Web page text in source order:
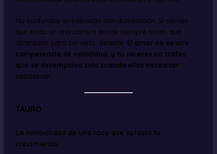
No confundas su liderazgo con dominación. Si sientes
que estás en una carrera donde siempre tienes que
alcanzarlo para ser visto, detente. El amor no es una
competencia de velocidad, y tú no eres un trofeo
que se desempolva solo cuando ellos necesitan
validación.
TAURO
La inmovilidad de una roca que aplasta tu
crecimiento